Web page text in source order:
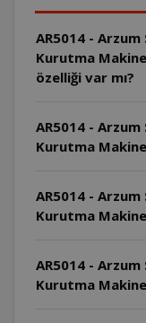
AR5014 -
Kurutma
özelliği var mı?
AR5014 -
Kurutma
AR5014 -
Kurutma
AR5014 -
Kurutma